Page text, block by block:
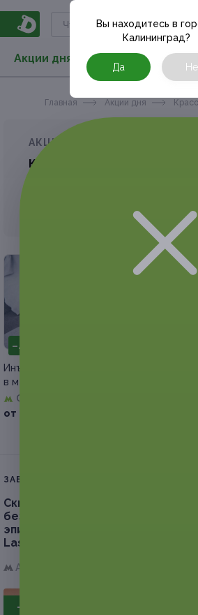
Акции дня Товары Туризм
Вы находитесь в
Калининград?
Да
Главная Акции дня
АКЦИЯ, КОТОРУЮ ВЫ
К сожалению, выгодные
–40%
Инъекционные процедуры
в медицинском центре «Север+»
Физтех
от 2 700 руб.
в
ЗАВЕРШЁННАЯ АКЦИЯ
Скидка до 96%.
безлимитного посещения
эпиляции лица и тела в центре
Laser Epil All Season
Алтуфьево,
- 95%